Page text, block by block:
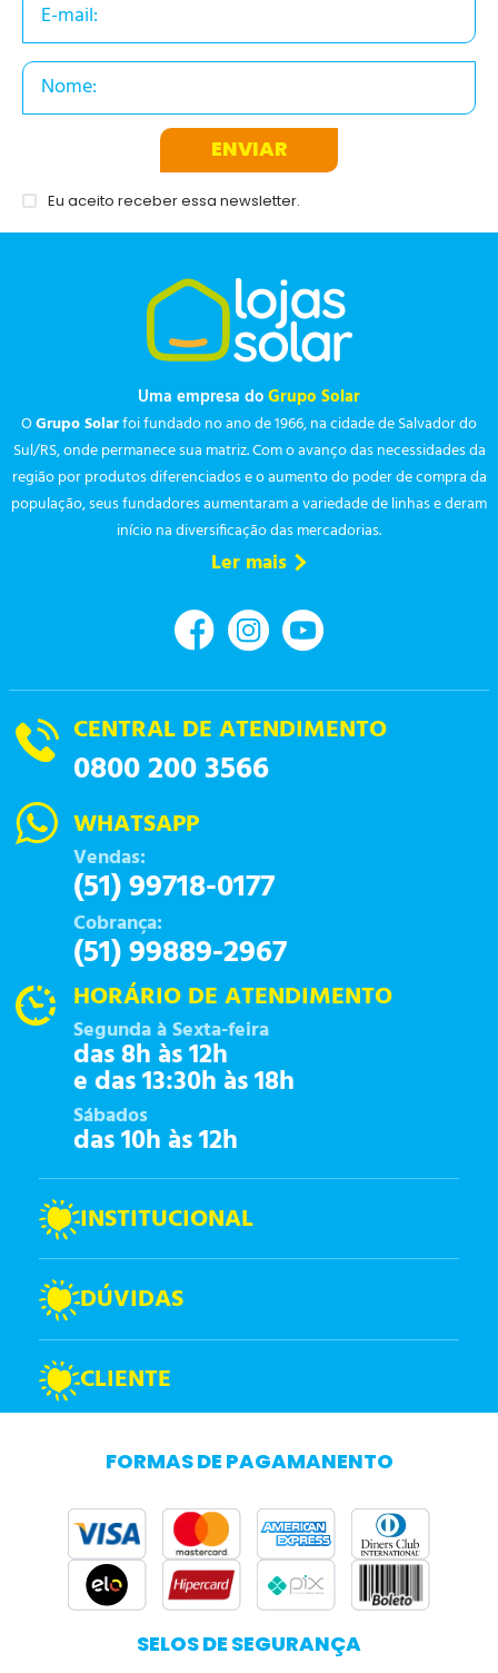
ENVIAR
Eu aceito receber essa newsletter.
Uma empresa doGrupo Solar
OGrupo Solarfoi fundado no ano de 1966, na cidade de Salvador do
Sul/RS, onde permanece sua matriz. Com o avanço das necessidades da
região por produtos diferenciados e o aumento do poder de compra da
população, seus fundadores aumentaram a variedade de linhas e deram
início na diversificação das mercadorias.
Ler mais
CENTRAL DE ATENDIMENTO
0800 200 3566
WHATSAPP
Vendas:
(51) 99718-0177
Cobrança:
(51) 99889-2967
HORÁRIO DE ATENDIMENTO
Segunda à Sexta-feira
das 8h às 12h
e das 13:30h às 18h
Sábados
das 10h às 12h
INSTITUCIONAL
DÚVIDAS
CLIENTE
FORMAS DE PAGAMANENTO
SELOS DE SEGURANÇA